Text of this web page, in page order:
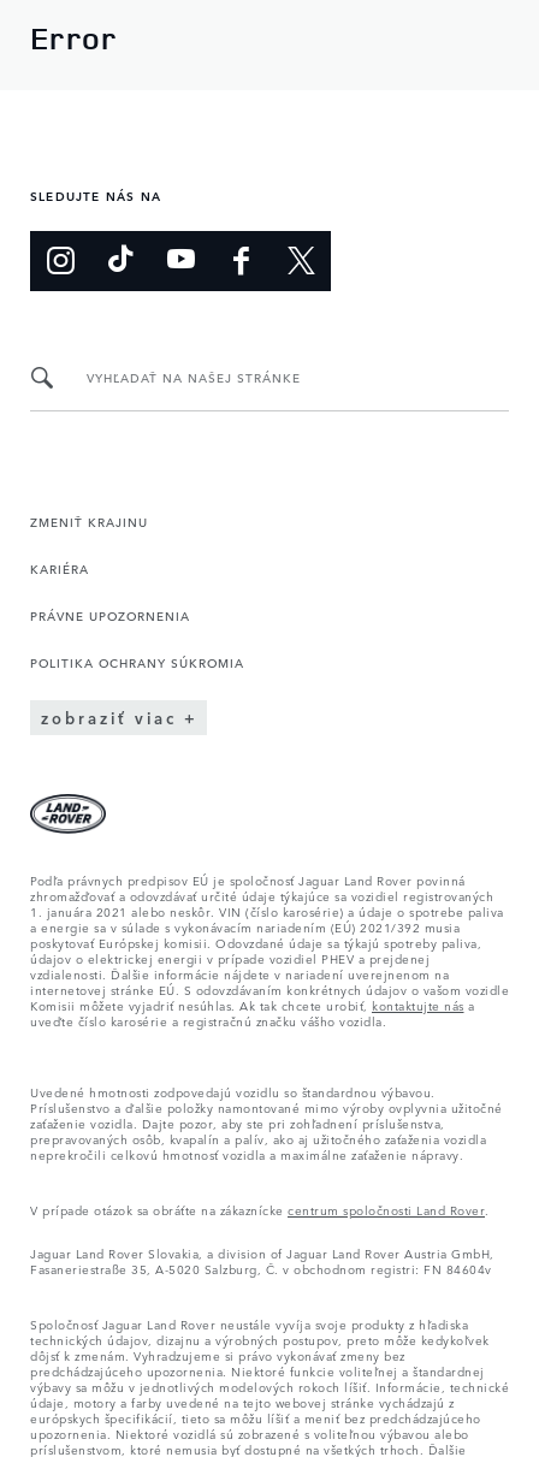
Error
SLEDUJTE NÁS NA
VYHĽADAŤ NA NAŠEJ STRÁNKE
ZMENIŤ KRAJINU
KARIÉRA
PRÁVNE UPOZORNENIA
POLITIKA OCHRANY SÚKROMIA
zobraziť viac
Podľa právnych predpisov EÚ je spoločnosť Jaguar Land Rover povinná
zhromažďovať a odovzdávať určité údaje týkajúce sa vozidiel registrovaných
1. januára 2021 alebo neskôr. VIN (číslo karosérie) a údaje o spotrebe paliva
a energie sa v súlade s vykonávacím nariadením (EÚ) 2021/392 musia
poskytovať Európskej komisii. Odovzdané údaje sa týkajú spotreby paliva,
údajov o elektrickej energii v prípade vozidiel PHEV a prejdenej
vzdialenosti. Ďalšie informácie nájdete v nariadení uverejnenom na
internetovej stránke EÚ. S odovzdávaním konkrétnych údajov o vašom vozidle
Komisii môžete vyjadriť nesúhlas. Ak tak chcete urobiť, kontaktujte nás a
uveďte číslo karosérie a registračnú značku vášho vozidla.
Uvedené hmotnosti zodpovedajú vozidlu so štandardnou výbavou.
Príslušenstvo a ďalšie položky namontované mimo výroby ovplyvnia užitočné
zaťaženie vozidla. Dajte pozor, aby ste pri zohľadnení príslušenstva,
prepravovaných osôb, kvapalín a palív, ako aj užitočného zaťaženia vozidla
neprekročili celkovú hmotnosť vozidla a maximálne zaťaženie nápravy.
V prípade otázok sa obráťte na zákaznícke centrum spoločnosti Land Rover
Jaguar Land Rover Slovakia, a division of Jaguar Land Rover Austria GmbH,
Fasaneriestraße 35, A-5020 Salzburg, Č. v obchodnom registri: FN 84604v
Spoločnosť Jaguar Land Rover neustále vyvíja svoje produkty z hľadiska
technických údajov, dizajnu a výrobných postupov, preto môže kedykoľvek
dôjsť k zmenám. Vyhradzujeme si právo vykonávať zmeny bez
predchádzajúceho upozornenia. Niektoré funkcie voliteľnej a štandardnej
výbavy sa môžu v jednotlivých modelových rokoch líšiť. Informácie, technické
údaje, motory a farby uvedené na tejto webovej stránke vychádzajú z
európskych špecifikácií, tieto sa môžu líšiť a meniť bez predchádzajúceho
upozornenia. Niektoré vozidlá sú zobrazené s voliteľnou výbavou alebo
príslušenstvom, ktoré nemusia byť dostupné na všetkých trhoch. Ďalšie